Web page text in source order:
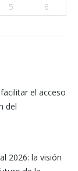
5 6
el acceso
del
2026: la visión